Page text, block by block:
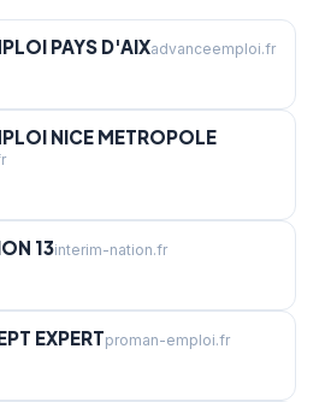
PAYS D'AIXadvanceemploi.fr
NICE METROPOLE
13interim-nation.fr
EXPERTproman-emploi.fr